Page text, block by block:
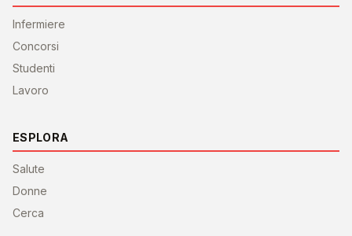
Infermiere
Concorsi
Studenti
Lavoro
ESPLORA
Salute
Donne
Cerca